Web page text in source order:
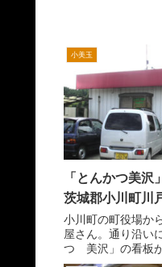
土浦、野田線沿い
小美玉
「とんかつ美
茨城郡小川町川
小川町の町役場か
屋さん。通り沿い
つ 美沢」の看板
所は、国道６号石